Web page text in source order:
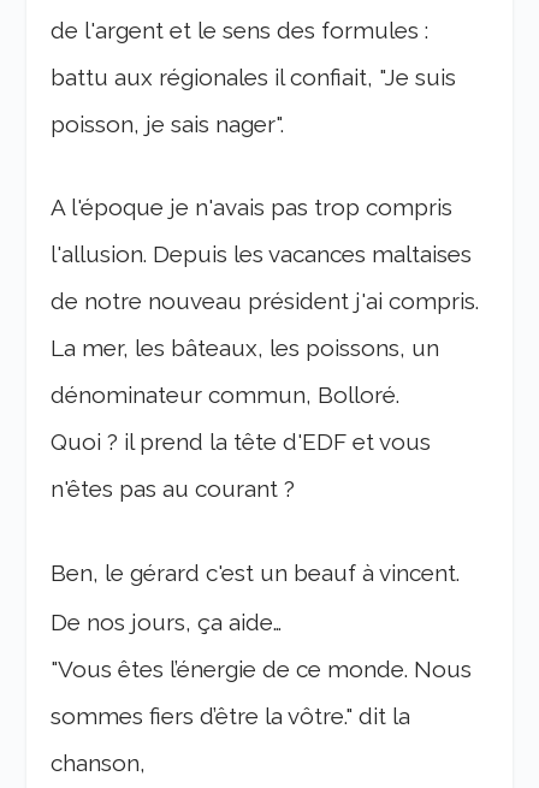
de l'argent et le sens des formules :
battu aux régionales il confiait, "Je suis
poisson, je sais nager".
A l'époque je n'avais pas trop compris
l'allusion. Depuis les vacances maltaises
de notre nouveau président j'ai compris.
La mer, les bâteaux, les poissons, un
dénominateur commun, Bolloré.
Quoi ? il prend la tête d'EDF et vous
n'êtes pas au courant ?
Ben, le gérard c'est un beauf à vincent.
De nos jours, ça aide…
"Vous êtes l’énergie de ce monde. Nous
sommes fiers d’être la vôtre." dit la
chanson,